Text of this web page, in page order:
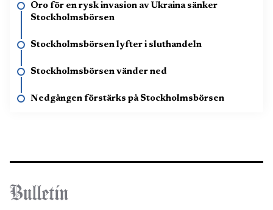
Oro för en rysk invasion av Ukraina sänker
Stockholmsbörsen
Stockholmsbörsen lyfter i sluthandeln
Stockholmsbörsen vänder ned
Nedgången förstärks på Stockholmsbörsen